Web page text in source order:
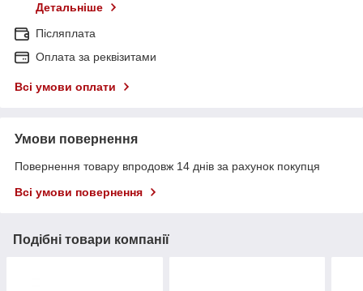
Детальніше
Післяплата
Оплата за реквізитами
Всі умови оплати
Умови повернення
Повернення товару впродовж 14 днів за рахунок покупця
Всі умови повернення
Подібні товари компанії